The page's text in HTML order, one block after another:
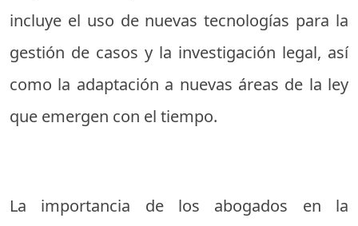
incluye el uso de nuevas tecnologías para la
gestión de casos y la investigación legal, así
como la adaptación a nuevas áreas de la ley
que emergen con el tiempo.
La importancia de los abogados en la